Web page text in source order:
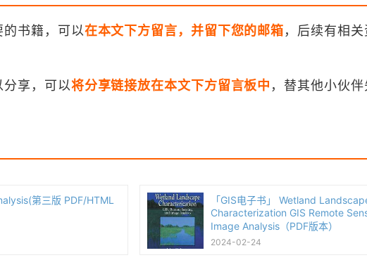
书籍，可以在本文下方留言，并留下您的邮箱，后续有相
享，可以将分享链接放在本文下方留言板中 ，替其他小伙
第三版 PDF/HTML
「GIS电子书」 Wetland
Characterization GIS Remote
Image Analysis（PDF版本）
2024-02-24